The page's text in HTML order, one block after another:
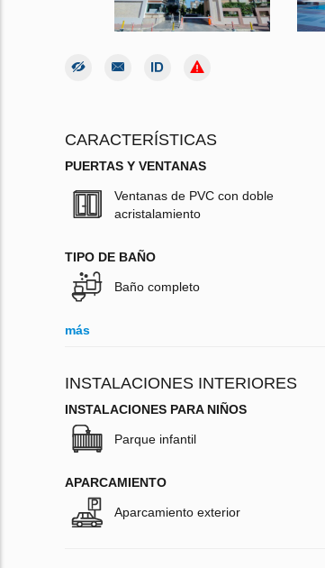
CARACTERÍSTICAS
PUERTAS Y VENTANAS
Ventanas de PVC con doble
acristalamiento
TIPO DE BAÑO
Baño completo
más
INSTALACIONES INTERIORES
INSTALACIONES PARA NIÑOS
Parque infantil
APARCAMIENTO
Aparcamiento exterior